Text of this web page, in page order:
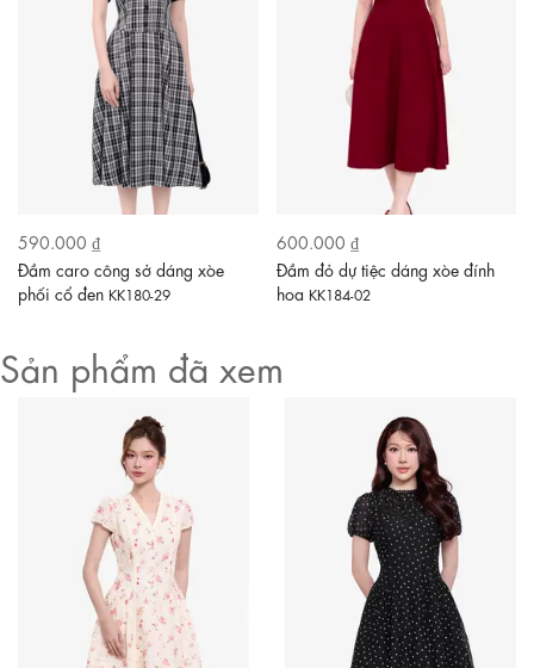
590.000 ₫
Đầm caro công sở dáng xòe
phối cổ đen KK180-29
600.000 ₫
Đầm đỏ dự tiệc dáng xòe đính
hoa KK184-02
Sản phẩm đã xem